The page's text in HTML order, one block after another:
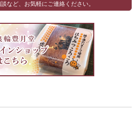
など、お気軽にご連絡ください。